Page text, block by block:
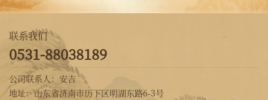
联系我们
0531-88038189
公司联系人：安吉
地址：山东省济南市历下区明湖东路6-3号